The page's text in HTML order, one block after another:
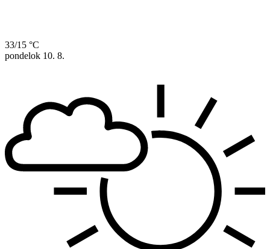
33/15 °C
pondelok 10. 8.